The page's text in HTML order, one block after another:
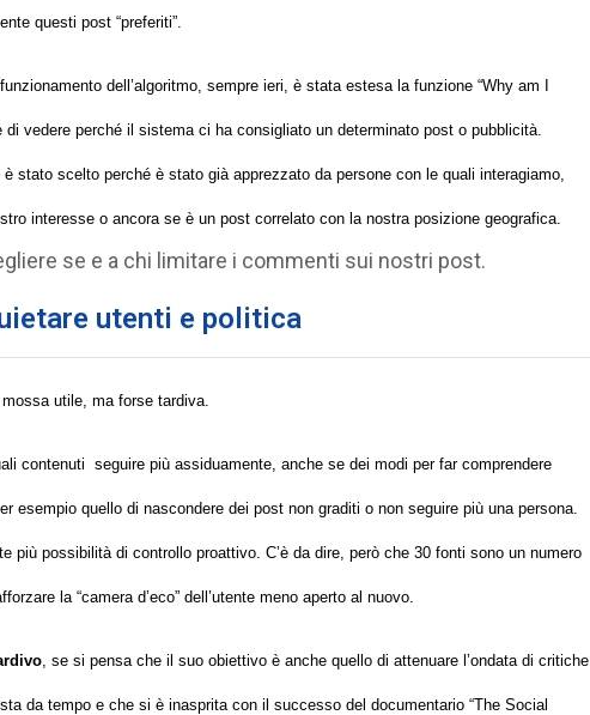
questi post “preferiti”.
dell’algoritmo, sempre ieri, è stata estesa la funzione “Why am I
vedere perché il sistema ci ha consigliato un determinato post o pubblicità.
stato scelto perché è stato già apprezzato da persone con le quali interagiamo,
interesse o ancora se è un post correlato con la nostra posizione geografica.
se e a chi limitare i commenti sui nostri post.
utenti e politica
utile, ma forse tardiva.
contenuti seguire più assiduamente, anche se dei modi per far comprendere
esempio quello di nascondere dei post non graditi o non seguire più una persona.
più possibilità di controllo proattivo. C’è da dire, però che 30 fonti sono un numero
la “camera d’eco” dell’utente meno aperto al nuovo.
, se si pensa che il suo obiettivo è anche quello di attenuare l’ondata di critiche
da tempo e che si è inasprita con il successo del documentario “The Social